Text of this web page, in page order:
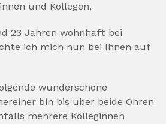
und Kollegen,
23 Jahren wohnhaft bei
ich mich nun bei Ihnen auf
wunderschone
bin bis uber beide Ohren
mehrere Kolleginnen